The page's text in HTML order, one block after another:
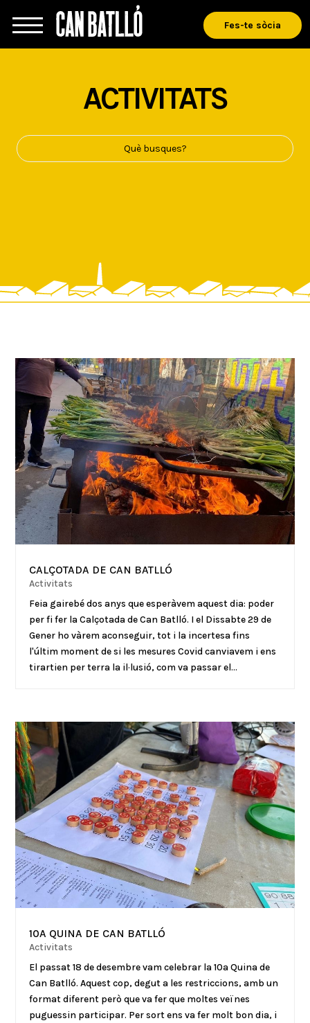
Fes-te sòcia
ACTIVITATS
CALÇOTADA DE CAN BATLLÓ
Activitats
Feia gairebé dos anys que esperàvem aquest dia: poder
per fi fer la Calçotada de Can Batlló. I el Dissabte 29 de
Gener ho vàrem aconseguir, tot i la incertesa fins
l'últim moment de si les mesures Covid canviavem i ens
tirartien per terra la il·lusió, com va passar el...
10A QUINA DE CAN BATLLÓ
Activitats
El passat 18 de desembre vam celebrar la 10a Quina de
Can Batlló. Aquest cop, degut a les restriccions, amb un
format diferent però que va fer que moltes veïnes
puguessin participar. Per sort ens va fer molt bon dia, i